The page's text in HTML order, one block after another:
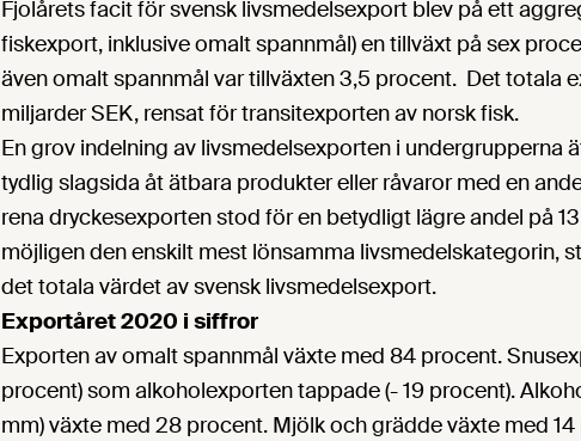
Fjolårets facit för svensk livsmedelsexport blev på ett
fiskexport, inklusive omalt spannmål) en tillväxt på sex
även omalt spannmål var tillväxten 3,5 procent. Det totala
miljarder SEK, rensat för transitexporten av norsk fisk.
En grov indelning av livsmedelsexporten i undergrupperna
tydlig slagsida åt ätbara produkter eller råvaror med en
rena dryckesexporten stod för en betydligt lägre andel på
möjligen den enskilt mest lönsamma livsmedelskategorin,
det totala värdet av svensk livsmedelsexport.
Exportåret 2020 i siffror
Exporten av omalt spannmål växte med 84 procent.
procent) som alkoholexporten tappade (- 19 procent).
mm) växte med 28 procent. Mjölk och grädde växte med